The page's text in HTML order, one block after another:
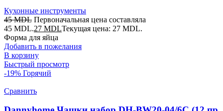
Кухонные инструменты
45MDL Первоначальная цена составляла
45 MDL.27 MDLТекущая цена: 27 MDL.
Форма для яйца
Добавить в пожелания
В корзину
Быстрый просмотр
-19% Горячий
Сравнить